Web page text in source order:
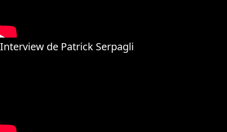
Interview de Patrick Serpagli